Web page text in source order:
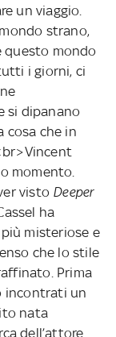
un viaggio.
strano,
questo mondo
i giorni, ci
si dipanano
cosa che in
momento.
visto Deeper
ha
misteriose e
che lo stile
Prima
incontrati un
nata
dell’attore